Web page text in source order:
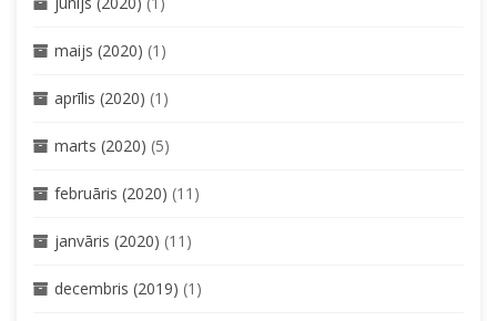
maijs (2020) (1)
aprīlis (2020) (1)
marts (2020) (5)
februāris (2020) (11)
janvāris (2020) (11)
decembris (2019) (1)